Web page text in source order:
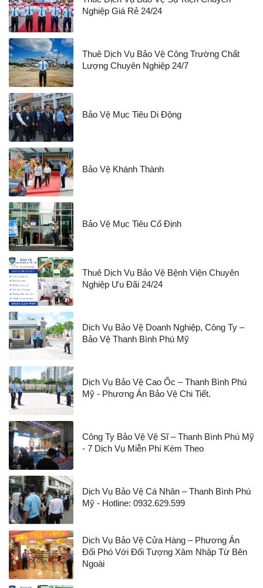
Nghiệp Giá Rẻ 24/24
Thuê Dịch Vụ Bảo Vệ Công Trường Chất
Lượng Chuyên Nghiệp 24/7
Bảo Vệ Mục Tiêu Di Động
Bảo Vệ Khánh Thành
Bảo Vệ Mục Tiêu Cố Định
Thuê Dịch Vụ Bảo Vệ Bệnh Viện Chuyên
Nghiệp Ưu Đãi 24/24
Dịch Vụ Bảo Vệ Doanh Nghiệp, Công Ty –
Bảo Vệ Thanh Bình Phú Mỹ
Dịch Vụ Bảo Vệ Cao Ốc – Thanh Bình Phú
Mỹ - Phương Án Bảo Vệ Chi Tiết.
Công Ty Bảo Vệ Vệ Sĩ – Thanh Bình Phú Mỹ
- 7 Dịch Vụ Miễn Phí Kèm Theo
Dịch Vụ Bảo Vệ Cá Nhân – Thanh Bình Phú
Mỹ - Hotline: 0932.629.599
Dịch Vụ Bảo Vệ Cửa Hàng – Phương Án
Đối Phó Với Đối Tượng Xâm Nhập Từ Bên
Ngoài